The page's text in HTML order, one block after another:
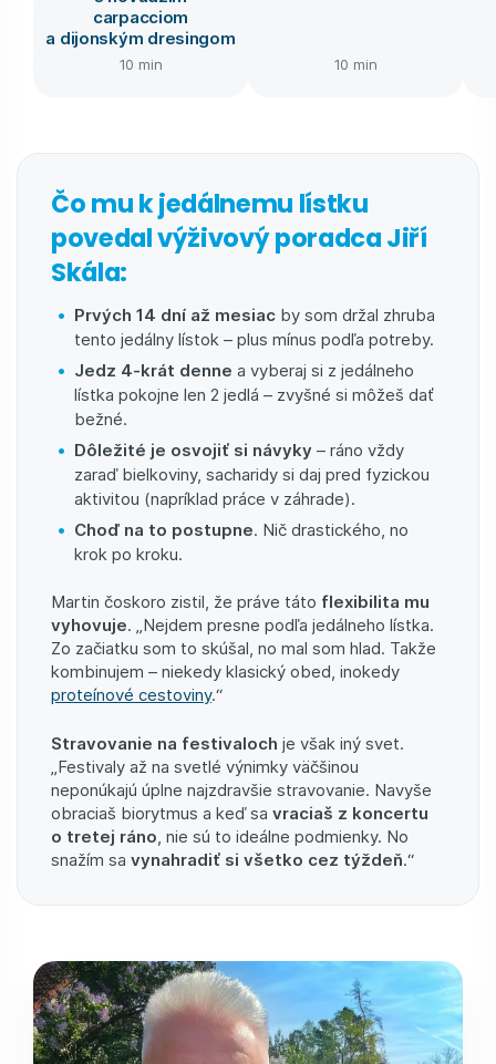
carpacciom
a dijonským dresingom
10 min 10 min
Čo mu k jedálnemu lístku
povedal výživový poradca Jiří
Skála:
Prvých 14 dní až mesiacby som držal zhruba
tento jedálny lístok – plus mínus podľa potreby.
Jedz 4-krát denne a vyberaj si z jedálneho
lístka pokojne len 2 jedlá – zvyšné si môžeš dať
bežné.
Dôležité je osvojiť si návyky– ráno vždy
zaraď bielkoviny, sacharidy si daj pred fyzickou
aktivitou (napríklad práce v záhrade).
Choď na to postupne. Nič drastického, no
krok po kroku.
Martin čoskoro zistil, že práve táto flexibilita mu
vyhovuje. „Nejdem presne podľa jedálneho lístka.
Zo začiatku som to skúšal, no mal som hlad. Takže
kombinujem – niekedy klasický obed, inokedy
proteínové cestoviny.“
Stravovanie na festivaloch je však iný svet.
„Festivaly až na svetlé výnimky väčšinou
neponúkajú úplne najzdravšie stravovanie. Navyše
obraciaš biorytmus a keď sa vraciaš z koncertu
o tretej ráno , nie sú to ideálne podmienky. No
snažím sa vynahradiť si všetko cez týždeň.“